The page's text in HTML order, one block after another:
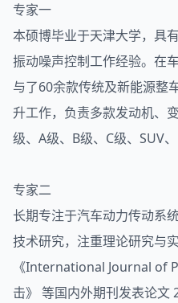
专家一
本硕博毕业于天津大学，具
振动噪声控制工作经验。在
与了60余款传统及新能源整
升工作，负责多款发动机、
级、A级、B级、C级、SUV、
专家二
长期专注于汽车动力传动系
技术研究，注重理论研究与
《International Journal of
击》 等国内外期刊发表论文